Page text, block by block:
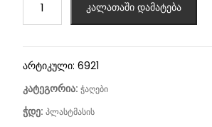
კალათაში დამატება
არტიკული: 6921
კატეგორია: ჭაღები
ჭდე: პლასტმასის